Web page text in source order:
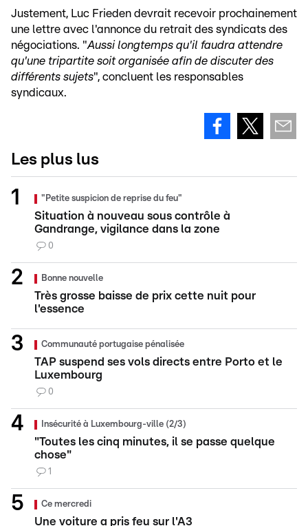
Justement, Luc Frieden devrait recevoir prochainement
une lettre avec l'annonce du retrait des syndicats des
négociations. "Aussi longtemps qu'il faudra attendre
qu'une tripartite soit organisée afin de discuter des
différents sujets", concluent les responsables
syndicaux.
Les plus lus
"Petite suspicion de reprise du feu"
Situation à nouveau sous contrôle à
Gandrange, vigilance dans la zone
0
Bonne nouvelle
Très grosse baisse de prix cette nuit pour
l'essence
Communauté portugaise pénalisée
TAP suspend ses vols directs entre Porto et le
Luxembourg
0
Insécurité à Luxembourg-ville (2/3)
"Toutes les cinq minutes, il se passe quelque
chose"
1
Ce mercredi
Une voiture a pris feu sur l'A3